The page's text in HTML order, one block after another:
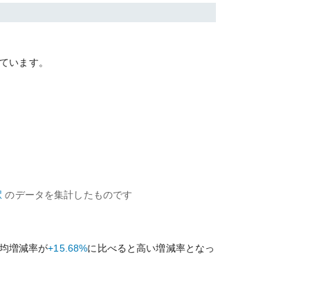
います。
のデータを集計したものです
増減率が+15.68%に比べると高い増減率となっ